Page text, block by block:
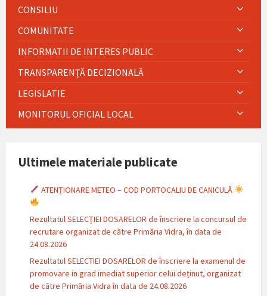
CONSILIU
COMUNITATE
INFORMATII DE INTERES PUBLIC
TRANSPARENȚĂ DECIZIONALĂ
LEGISLATIE
MONITORUL OFICIAL LOCAL
Ultimele materiale publicate
ATENȚIONARE METEO – COD PORTOCALIU DE CANICULĂ
Rezultatul SELECȚIEI DOSARELOR de înscriere la concursul de
recrutare organizat de către Primăria Vidra, în data de
24.08.2026
Rezultatul SELECTIEI DOSARELOR de înscriere la examenul de
promovare in grad imediat superior celui deținut, organizat
de către Primăria Vidra în data de 24.08.2026